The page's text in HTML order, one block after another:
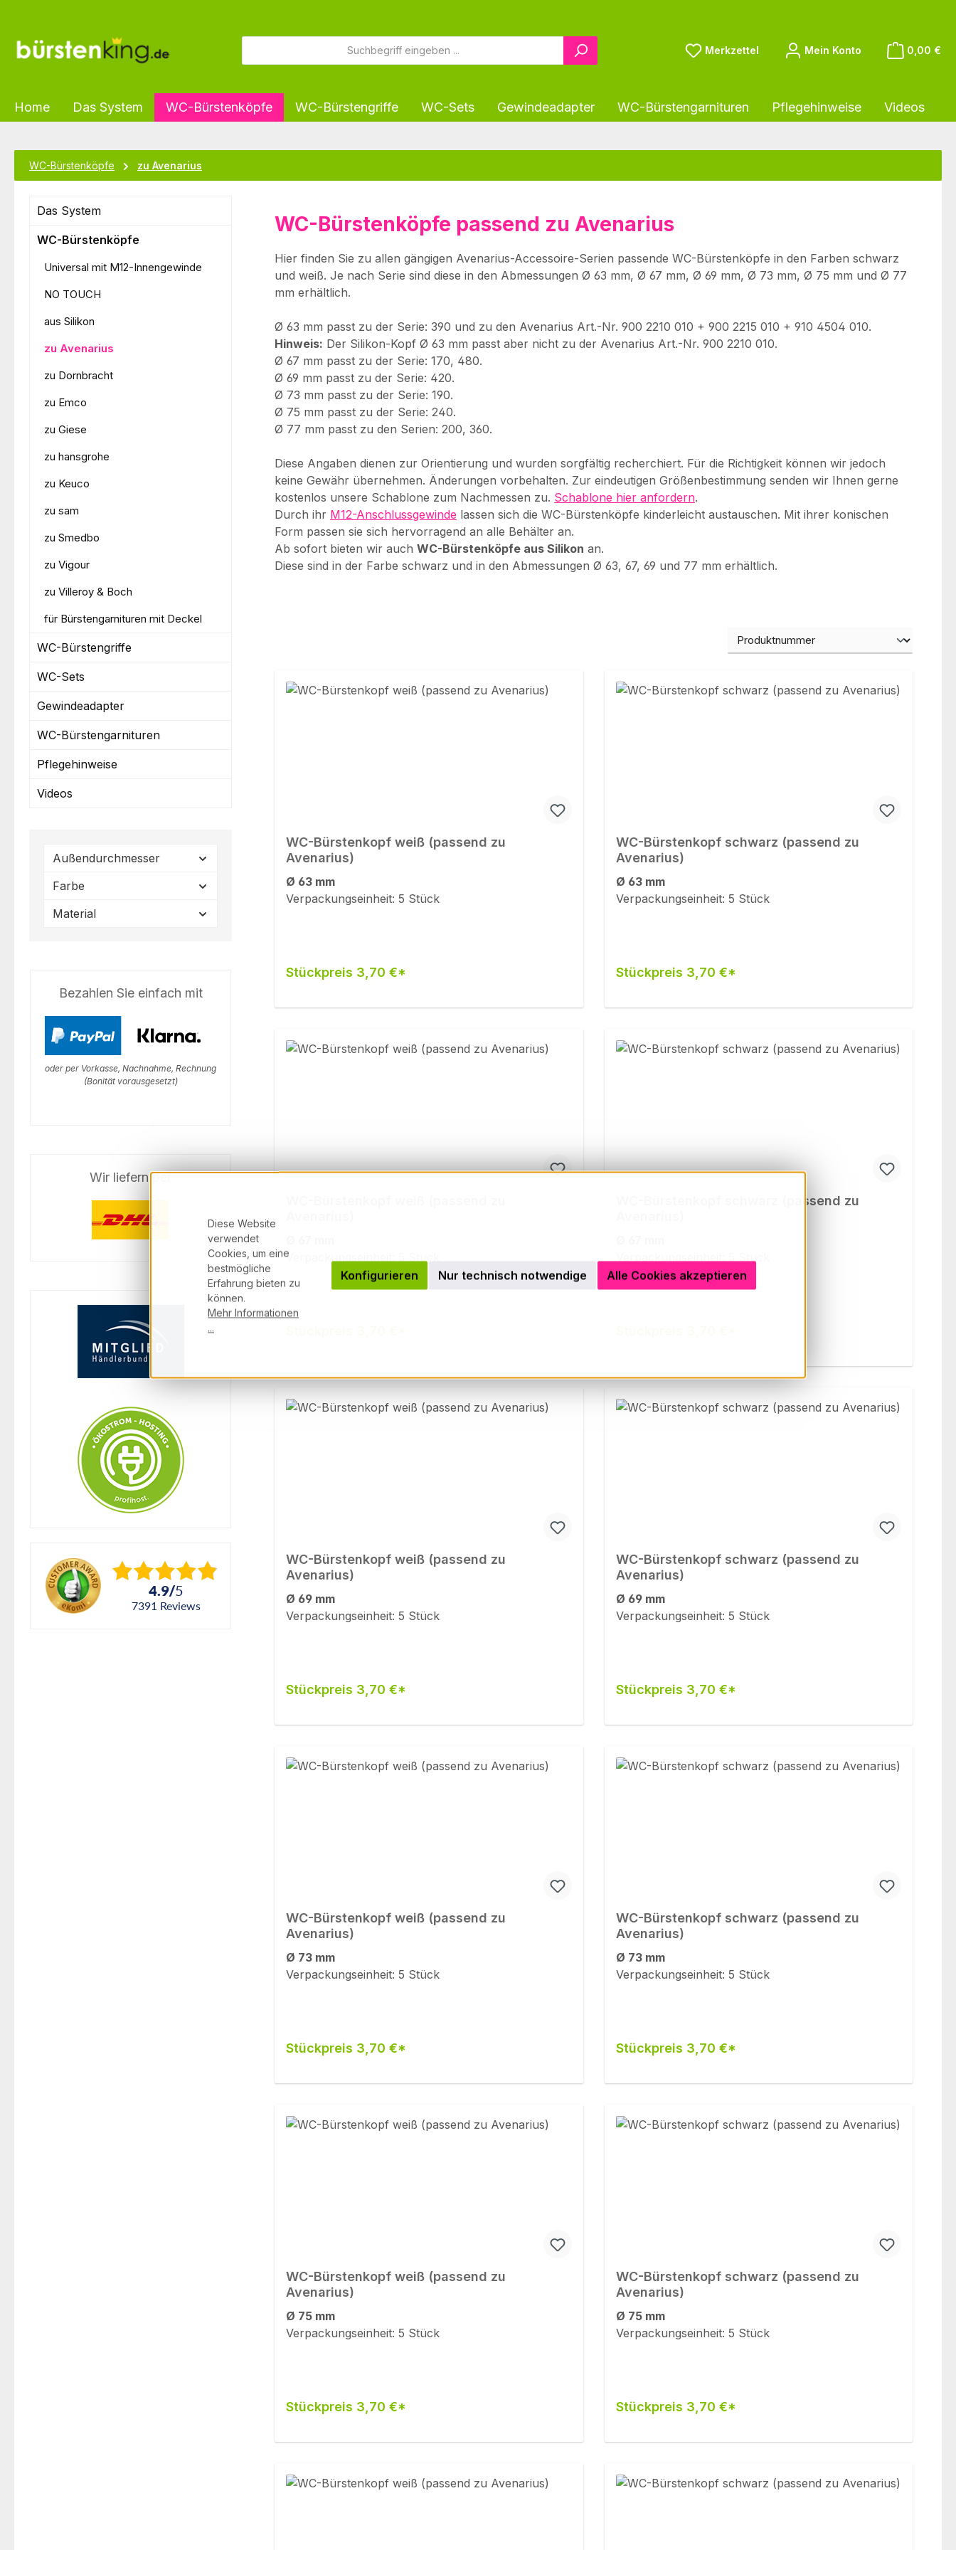
Merkzettel Du hast 0 Produkte auf dem Merkzettel
Mein Konto 0,00 €
Home Das System WC-Bürstenköpfe WC-Bürstengriffe WC-Sets Gewindeadapter WC-Bürstengarnituren Pflegehinweise Videos
WC-Bürstenköpfe zu Avenarius
Das System
WC-Bürstenköpfe
Universal mit M12-Innengewinde
NO TOUCH
aus Silikon
zu Avenarius
zu Dornbracht
zu Emco
zu Giese
zu hansgrohe
zu Keuco
zu sam
zu Smedbo
zu Vigour
zu Villeroy & Boch
für Bürstengarnituren mit Deckel
WC-Bürstengriffe
WC-Sets
Gewindeadapter
WC-Bürstengarnituren
Pflegehinweise
Videos
Außendurchmesser
Farbe
Material
Bezahlen Sie einfach mit
oder per Vorkasse, Nachnahme, Rechnung
(Bonität vorausgesetzt)
Wir liefern per
4.9/5
7391 reviews
WC-Bürstenköpfe passend zu Avenarius
Hier finden Sie zu allen gängigen Avenarius-Accessoire-Serien passende WC-Bürstenköpfe in den Farben schwarz
und weiß. Je nach Serie sind diese in den Abmessungen Ø 63 mm, Ø 67 mm, Ø 69 mm, Ø 73 mm, Ø 75 mm und Ø 77
mm erhältlich.
Ø 63 mm passt zu der Serie: 390 und zu den Avenarius Art.-Nr. 900 2210 010 + 900 2215 010 + 910 4504 010.
Hinweis: Der Silikon-Kopf Ø 63 mm passt aber nicht zu der Avenarius Art.-Nr. 900 2210 010.
Ø 67 mm passt zu der Serie: 170, 480.
Ø 69 mm passt zu der Serie: 420.
Ø 73 mm passt zu der Serie: 190.
Ø 75 mm passt zu der Serie: 240.
Ø 77 mm passt zu den Serien: 200, 360.
Diese Angaben dienen zur Orientierung und wurden sorgfältig recherchiert. Für die Richtigkeit können wir jedoch
keine Gewähr übernehmen. Änderungen vorbehalten. Zur eindeutigen Größenbestimmung senden wir Ihnen gerne
kostenlos unsere Schablone zum Nachmessen zu. Schablone hier anfordern.
Durch ihr M12-Anschlussgewinde lassen sich die WC-Bürstenköpfe kinderleicht austauschen. Mit ihrer konischen
Form passen sie sich hervorragend an alle Behälter an.
Ab sofort bieten wir auch WC-Bürstenköpfe aus Silikon an.
Diese sind in der Farbe schwarz und in den Abmessungen Ø 63, 67, 69 und 77 mm erhältlich.
WC-Bürstenkopf weiß (passend zu
Avenarius)
Ø 63 mm
Verpackungseinheit: 5 Stück
Stückpreis 3,70 €*
WC-Bürstenkopf schwarz (passend zu
Avenarius)
Ø 63 mm
Verpackungseinheit: 5 Stück
Stückpreis 3,70 €*
Verpackungseinheit: 5 Stück
WC-Bürstenkopf schwarz (passend zu
Verpackungseinheit: 5 Stück
WC-Bürstenkopf weiß (passend zu
Avenarius)
Ø 69 mm
Verpackungseinheit: 5 Stück
Stückpreis 3,70 €*
WC-Bürstenkopf schwarz (passend zu
Avenarius)
Ø 69 mm
Verpackungseinheit: 5 Stück
Stückpreis 3,70 €*
WC-Bürstenkopf weiß (passend zu
Avenarius)
Ø 73 mm
Verpackungseinheit: 5 Stück
Stückpreis 3,70 €*
WC-Bürstenkopf schwarz (passend zu
Avenarius)
Ø 73 mm
Verpackungseinheit: 5 Stück
Stückpreis 3,70 €*
WC-Bürstenkopf weiß (passend zu
Avenarius)
Ø 75 mm
Verpackungseinheit: 5 Stück
Stückpreis 3,70 €*
WC-Bürstenkopf schwarz (passend zu
Avenarius)
Ø 75 mm
Verpackungseinheit: 5 Stück
Stückpreis 3,70 €*
Diese Website
verwendet
Cookies, um eine
bestmögliche
Erfahrung bieten zu
können.
Mehr Informationen
...
Nur technisch notwendige
Konfigurieren Alle Cookies akzeptieren